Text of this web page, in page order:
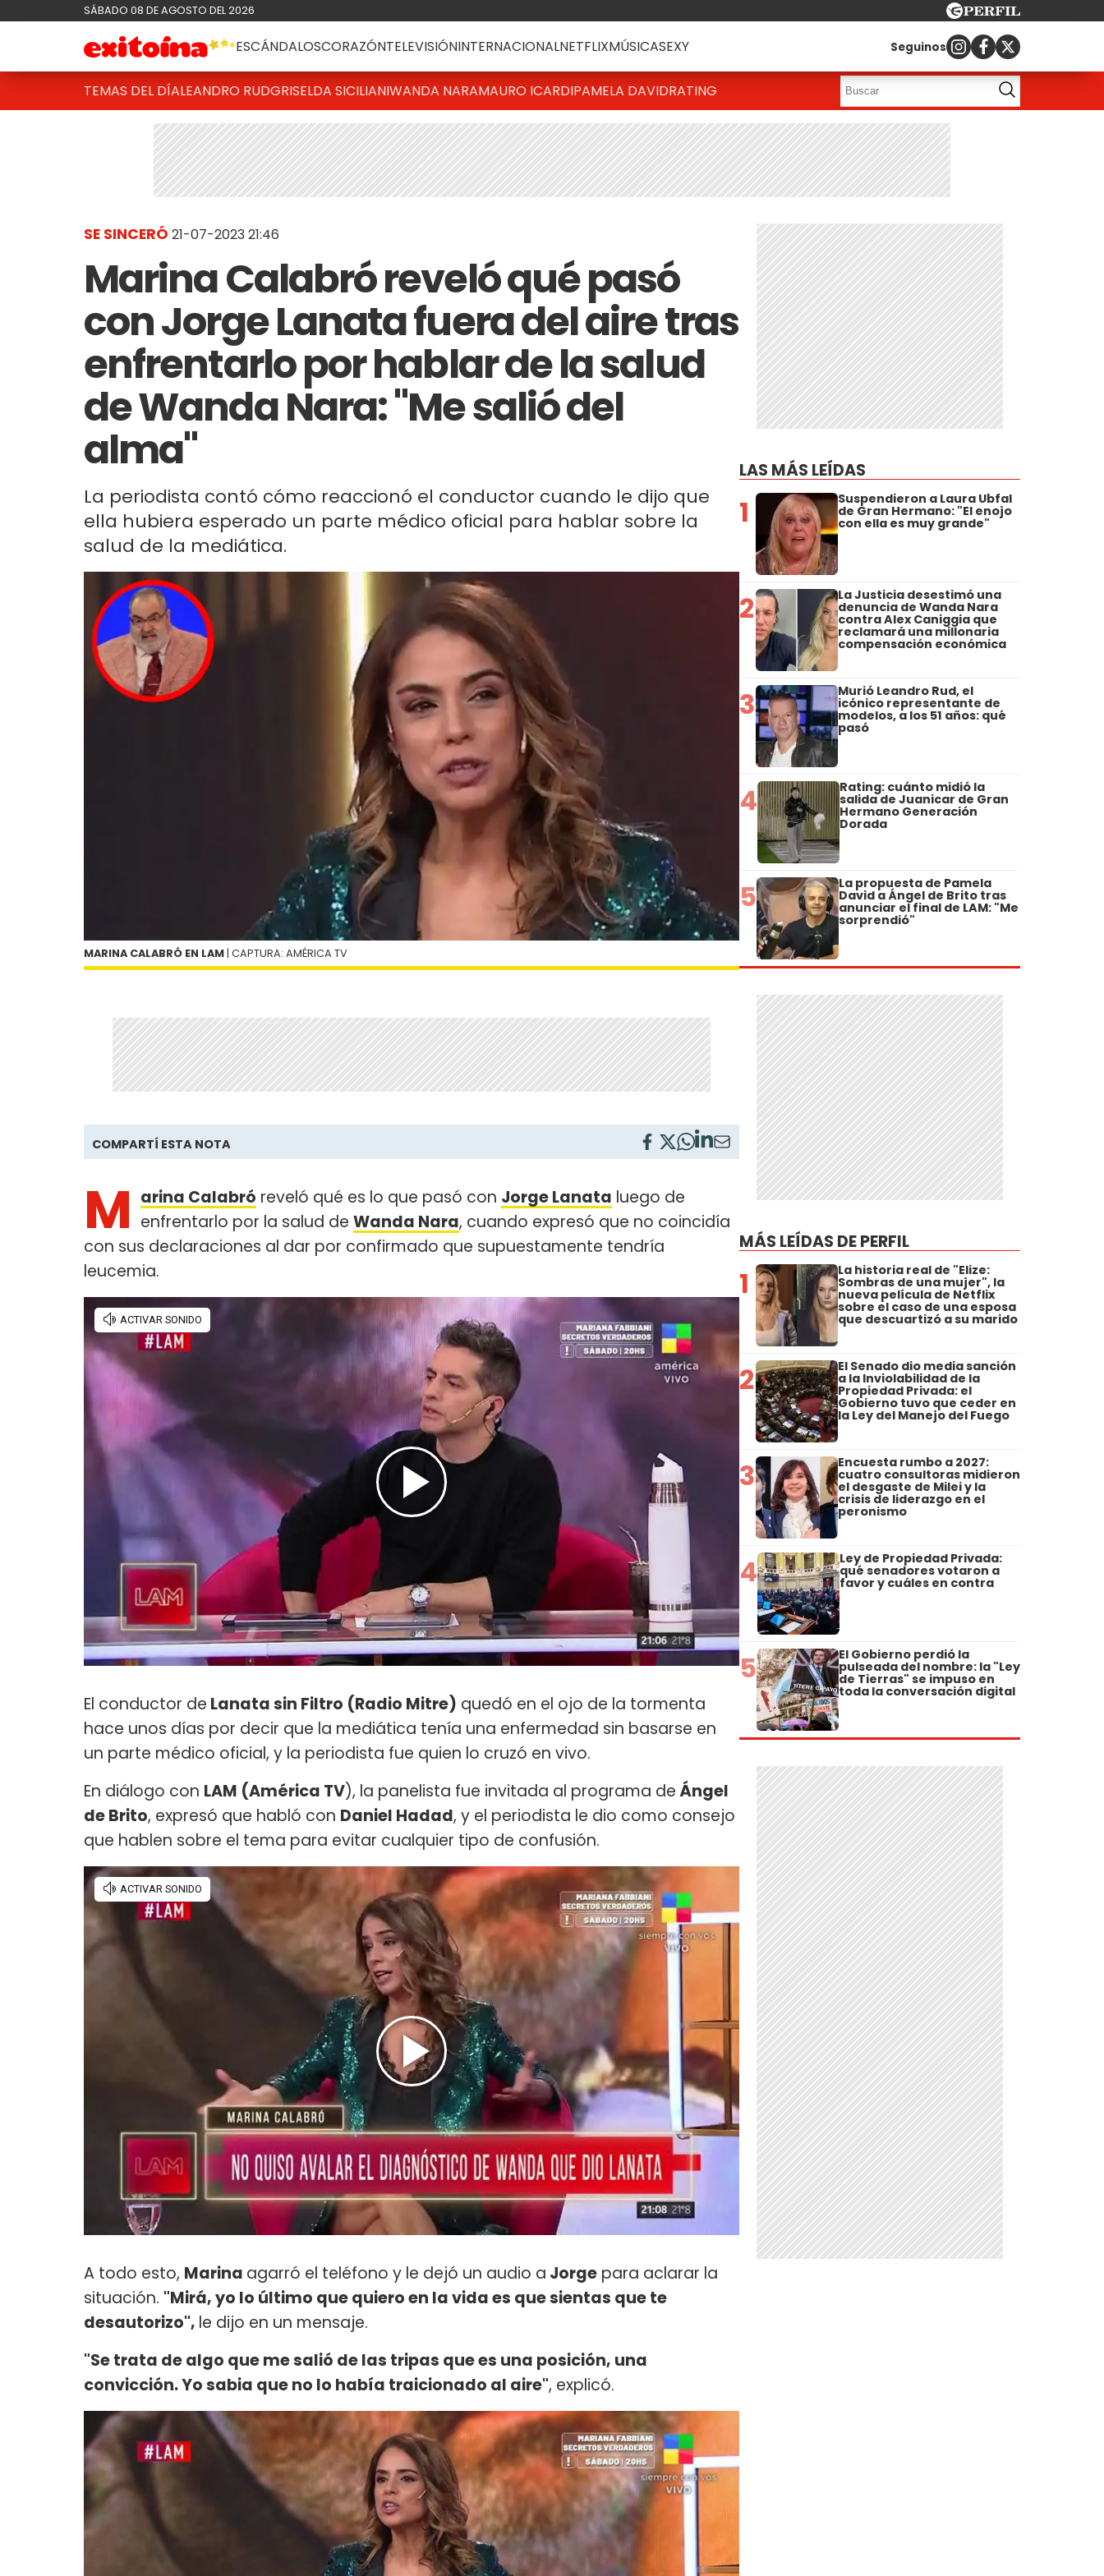
SÁBADO 08 DE AGOSTO DEL 2026
ESCÁNDALOSCORAZÓNTELEVISIÓNINTERNACIONALNETFLIXMÚSICASEXY Seguinos
TEMAS DEL DÍALEANDRO RUDGRISELDA SICILIANIWANDA NARAMAURO ICARDIPAMELA DAVIDRATING
SE SINCERÓ 21-07-2023 21:46
Marina Calabró reveló qué pasó
con Jorge Lanata fuera del aire tras
enfrentarlo por hablar de la salud
de Wanda Nara: "Me salió del
alma"
La periodista contó cómo reaccionó el conductor cuando le dijo que
ella hubiera esperado un parte médico oficial para hablar sobre la
salud de la mediática.
MARINA CALABRÓ EN LAM | CAPTURA: AMÉRICA TV
COMPARTÍ ESTA NOTA
M arina Calabró reveló qué es lo que pasó con Jorge Lanata luego de
enfrentarlo por la salud de Wanda Nara, cuando expresó que no coincidía
con sus declaraciones al dar por confirmado que supuestamente tendría
leucemia.
El conductor de Lanata sin Filtro (Radio Mitre) quedó en el ojo de la tormenta
hace unos días por decir que la mediática tenía una enfermedad sin basarse en
un parte médico oficial, y la periodista fue quien lo cruzó en vivo.
En diálogo con LAM (América TV), la panelista fue invitada al programa deÁngel
de Brito, expresó que habló con Daniel Hadad, y el periodista le dio como consejo
que hablen sobre el tema para evitar cualquier tipo de confusión.
A todo esto, Marina agarró el teléfono y le dejó un audio a Jorge para aclarar la
situación. "Mirá, yo lo último que quiero en la vida es que sientas que te
desautorizo", le dijo en un mensaje.
"Se trata de algo que me salió de las tripas que es una posición, una
convicción. Yo sabia que no lo había traicionado al aire", explicó.
LAS MÁS LEÍDAS
1 Suspendieron a Laura Ubfal
de Gran Hermano: "El enojo
con ella es muy grande"
2 La Justicia desestimó una
denuncia de Wanda Nara
contra Alex Caniggia que
reclamará una millonaria
compensación económica
3 Murió Leandro Rud, el
icónico representante de
modelos, a los 51 años: qué
pasó
4 Rating: cuánto midió la
salida de Juanicar de Gran
Hermano Generación
Dorada
5 La propuesta de Pamela
David a Ángel de Brito tras
anunciar el final de LAM: "Me
sorprendió"
MÁS LEÍDAS DE PERFIL
1 La historia real de "Elize:
Sombras de una mujer", la
nueva película de Netflix
sobre el caso de una esposa
que descuartizó a su marido
2 El Senado dio media sanción
a la Inviolabilidad de la
Propiedad Privada: el
Gobierno tuvo que ceder en
la Ley del Manejo del Fuego
3 Encuesta rumbo a 2027:
cuatro consultoras midieron
el desgaste de Milei y la
crisis de liderazgo en el
peronismo
4 Ley de Propiedad Privada:
qué senadores votaron a
favor y cuáles en contra
5 El Gobierno perdió la
pulseada del nombre: la "Ley
de Tierras" se impuso en
toda la conversación digital